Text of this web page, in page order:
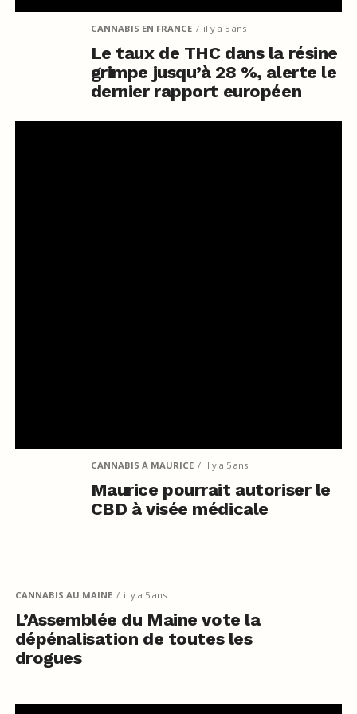
CANNABIS EN FRANCE il y a 5 ans
Le taux de THC dans la résine
grimpe jusqu’à 28 %, alerte le
dernier rapport européen
CANNABIS À MAURICE il y a 5 ans
Maurice pourrait autoriser le
CBD à visée médicale
CANNABIS AU MAINE il y a 5 ans
L’Assemblée du Maine vote la
dépénalisation de toutes les
drogues